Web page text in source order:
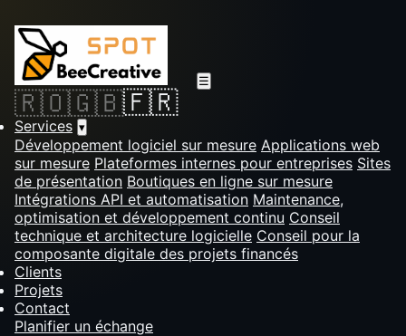
☰
🇷🇴🇬🇧🇫🇷
Services ▾
Développement logiciel sur mesure Applications web
sur mesure Plateformes internes pour entreprises Sites
de présentation Boutiques en ligne sur mesure
Intégrations API et automatisation Maintenance,
optimisation et développement continu Conseil
technique et architecture logicielle Conseil pour la
composante digitale des projets financés
Clients
Projets
Contact
Planifier un échange